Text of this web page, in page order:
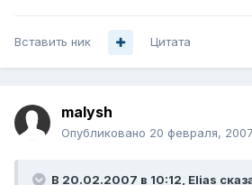
Вставить ник Цитата
malysh
Опубликовано 20 февраля, 2007
В 20.02.2007 в 10:12, Elias